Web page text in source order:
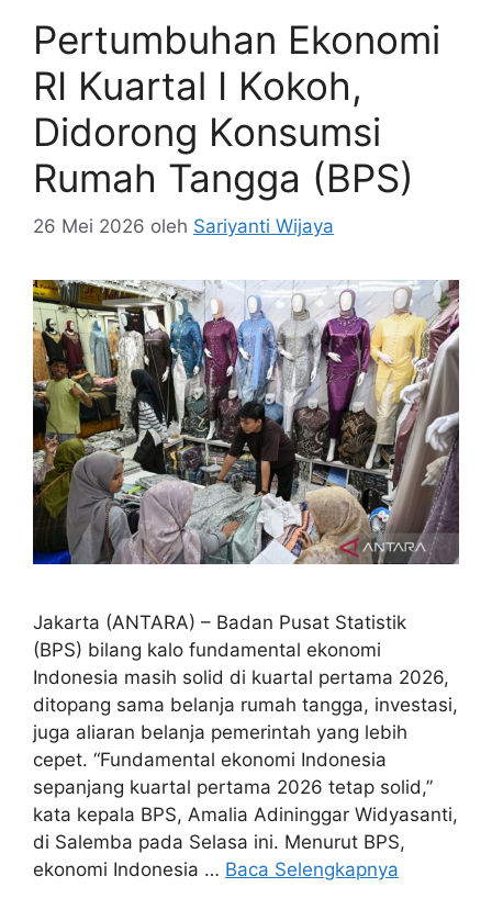
Pertumbuhan Ekonomi
RI Kuartal I Kokoh,
Didorong Konsumsi
Rumah Tangga (BPS)
26 Mei 2026 oleh Sariyanti Wijaya
Jakarta (ANTARA) – Badan Pusat Statistik
(BPS) bilang kalo fundamental ekonomi
Indonesia masih solid di kuartal pertama 2026,
ditopang sama belanja rumah tangga, investasi,
juga aliaran belanja pemerintah yang lebih
cepet. “Fundamental ekonomi Indonesia
sepanjang kuartal pertama 2026 tetap solid,”
kata kepala BPS, Amalia Adininggar Widyasanti,
di Salemba pada Selasa ini. Menurut BPS,
ekonomi Indonesia … Baca Selengkapnya